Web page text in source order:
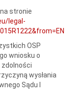
stronie
legal-
OSP
wniosku o
wysłania
Sądu I